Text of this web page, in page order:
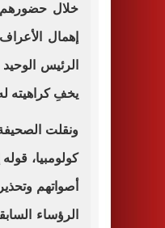
خلال حضورهم
إهمال
الرئيس
يخفِ كراهيته
ونقلت
كولومبيا،
أصواتهم
الرؤساء